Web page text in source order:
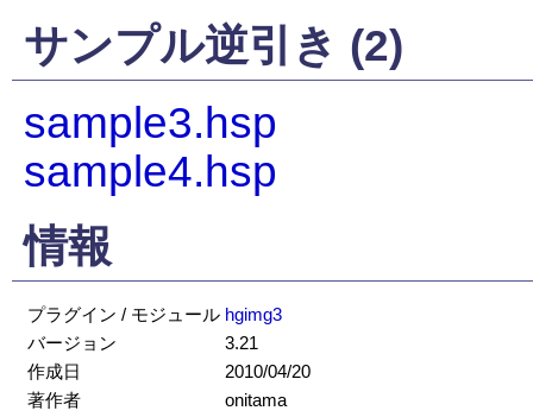
サンプル逆引き (2)
sample3.hsp
sample4.hsp
情報
プラグイン / モジュール hgimg3
バージョン
3.21
作成日
2010/04/20
著作者
onitama